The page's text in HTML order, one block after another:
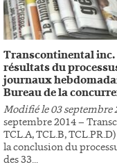
Transcontinental inc.
résultats du
journaux
Bureau de la
Modifié le 03 septembre
septembre 2014 –
TCL.A, TCL.B,
la conclusion du
des 33...